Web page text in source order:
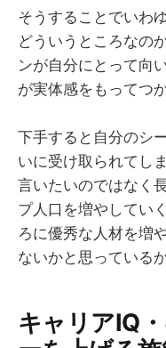
そうすることでいわ
どういうところなの
ンが自分にとって向
が実体感をもってつ
下手すると自分のシ
いに受け取られてし
言いたいのではなく
プ人口を増やしてい
ろに優秀な人材を増
ないかと思っている
キャリアIQ